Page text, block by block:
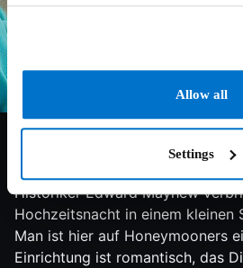
Allow all
Settings
6.1/10 2018 105 min
Historiker Edward Mayhew
Hochzeitsnacht in einem kleinen
Man ist hier auf Honeymooners
Einrichtung ist romantisch, das